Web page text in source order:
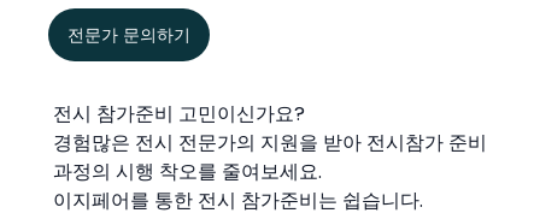
전문가 문의하기
전시 참가준비 고민이신가요?
경험많은 전시 전문가의 지원을 받아 전시참가 준비
과정의 시행 착오를 줄여보세요.
이지페어를 통한 전시 참가준비는 쉽습니다.